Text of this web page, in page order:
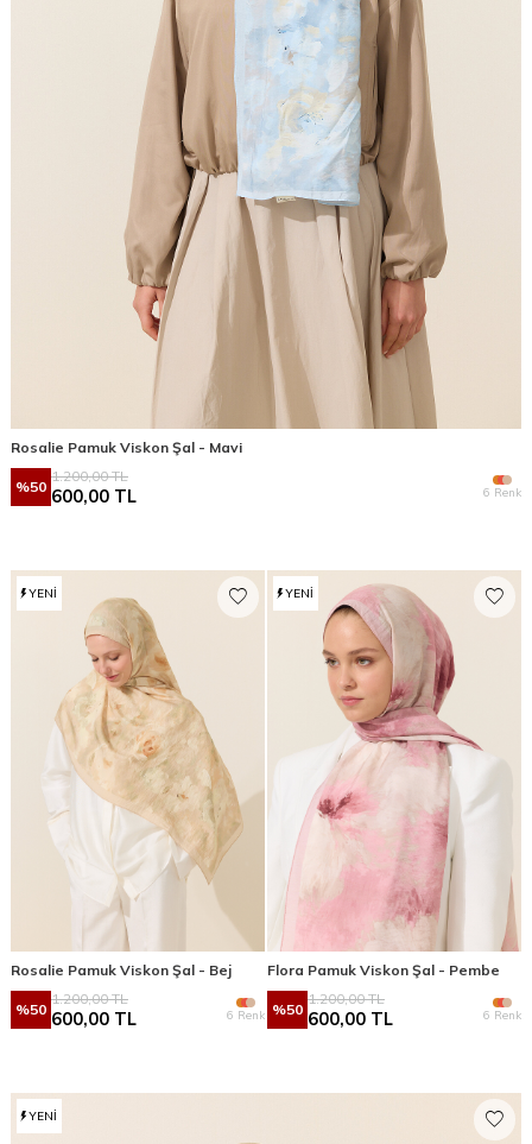
Rosalie Pamuk Viskon Şal - Mavi
%50
1.200,00TL
600,00 TL 6 Renk
YENI
Rosalie Pamuk Viskon Şal - Bej
%50
1.200,00TL
600,00 TL 6 Renk
YENI
Flora Pamuk Viskon Şal - Pembe
%50
1.200,00TL
600,00 TL 6 Renk
YENI